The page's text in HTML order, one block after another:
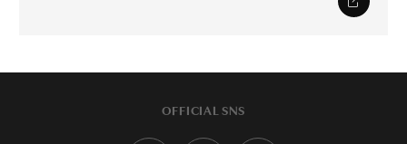
OFFICIAL SNS